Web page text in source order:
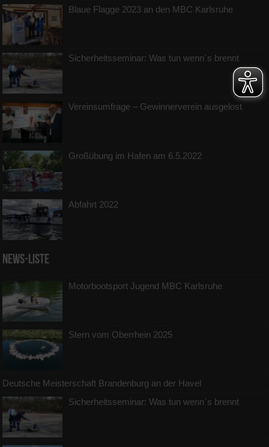
Blaue Flagge 2023 an den MBC Karlsruhe
Sicherheitsseminar: Was tun wenn`s brennt
Vereinsumfrage – Gewinnerverein ausgelost
Großübung im Hafen am 6.5.2022
Abfahrt 2022
News-Liste
Motorbootsport Jugend MBC Karlsruhe
Stern vom Oberrhein 2025
Deutsche Meisterschaft Brandenburg an der Havel
Sicherheitsseminar: Was tun wenn`s brennt